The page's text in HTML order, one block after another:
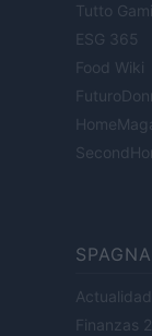
Tutto
ESG 365
Food Wiki
Actualidad
Finanzas